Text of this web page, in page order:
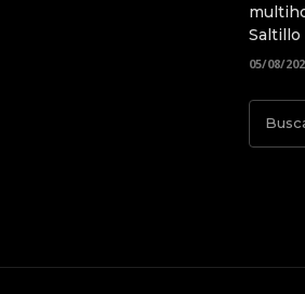
Saltillo
05/08/